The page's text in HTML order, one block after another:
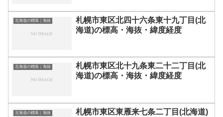
北海道の標高｜海抜
札幌市東区北四十六条東十九丁目(北
海道)の標高・海抜・緯度経度
北海道の標高｜海抜
札幌市東区北十九条東二十二丁目(北
海道)の標高・海抜・緯度経度
北海道の標高｜海抜
札幌市東区東雁来七条二丁目(北海道)